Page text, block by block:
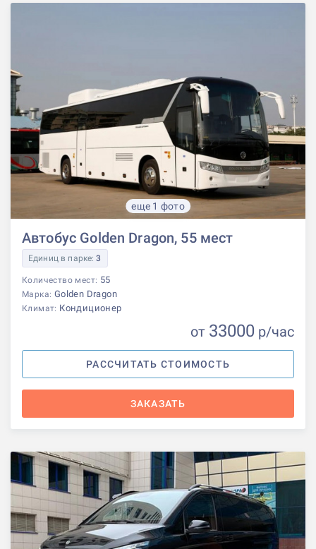
еще 1 фото
Автобус Golden Dragon, 55 мест
Единиц в парке:3
Количество мест: 55
Марка: Golden Dragon
Климат: Кондиционер
от 33000 р/час
РАССЧИТАТЬ СТОИМОСТЬ
ЗАКАЗАТЬ